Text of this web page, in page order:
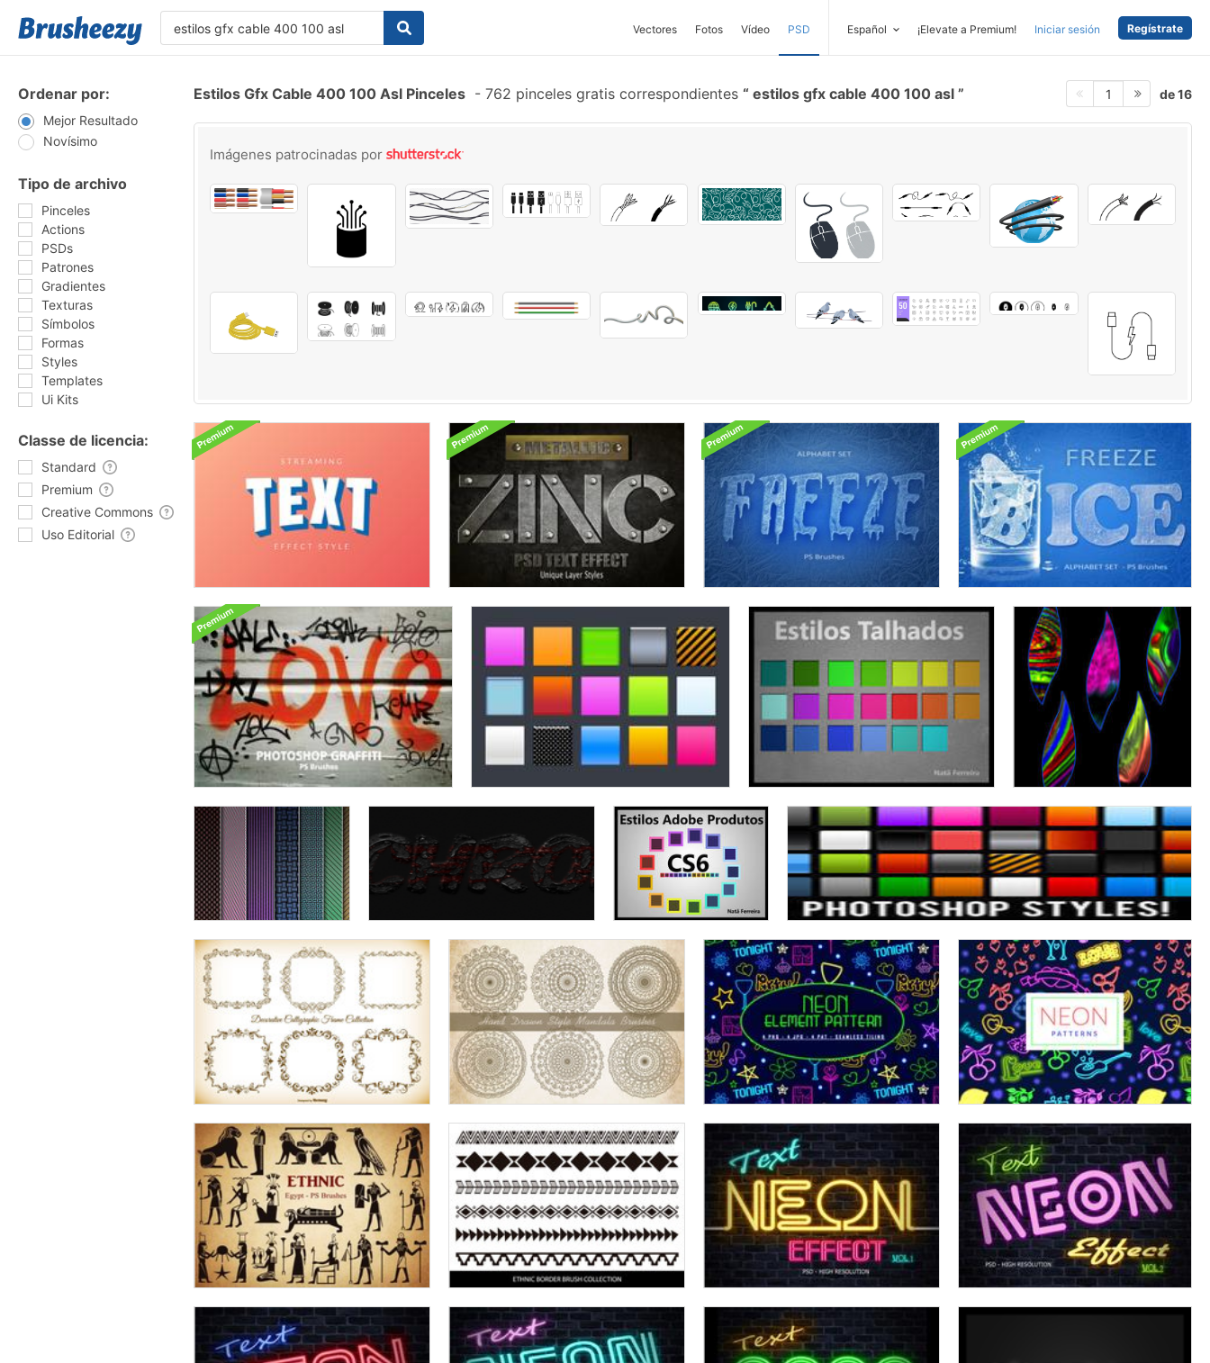
Vectores Fotos Vídeo PSD Español ¡Elevate a Premium! Iniciar sesión Regístrate
Ordenar por:
Mejor Resultado
Novísimo
Tipo de archivo
Pinceles
Actions
PSDs
Patrones
Gradientes
Texturas
Símbolos
Formas
Styles
Templates
Ui Kits
Classe de licencia:
Standard
Premium
Creative Commons
Uso Editorial
Estilos Gfx Cable 400 100 Asl Pinceles - 762 pinceles gratis correspondientes estilos gfx cable 400 100 asl 1 de 16
Imágenes patrocinadas por